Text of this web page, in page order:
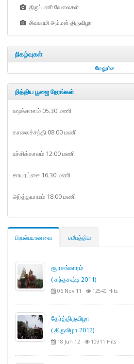
திருப்பணி வேலைகள்
சிவகாமி அம்மன் திருவிழா
நிகழ்வுகள்
மேலும்
நித்திய பூஜை நேரங்கள்
உஷக்காலம் 05.30 மணி
காலைச்சந்தி 08.00 மணி
உச்சிக்காலம் 12.00 மணி
சாயரட்சை 16.30 மணி
அர்த்தயாமம் 18.00 மணி
பிரபல்பமானவை சமீபத்திய
சூரசங்காரம்
( கந்தசஷ்டி 2011)
06 Nov 11 12540 Hits
தேர்த்திருவிழா
( திருவிழா 2012)
18 Jun 12 10911 Hits